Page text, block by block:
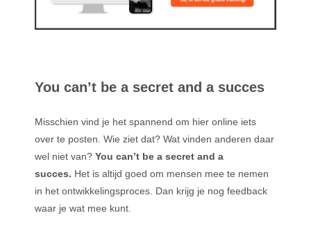
You can’t be a secret and a succes
Misschien vind je het spannend om hier online iets
over te posten. Wie ziet dat? Wat vinden anderen daar
wel niet van? You can’t be a secret and a
succes. Het is altijd goed om mensen mee te nemen
in het ontwikkelingsproces. Dan krijg je nog feedback
waar je wat mee kunt.